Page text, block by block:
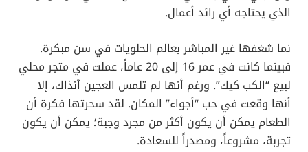
الذي يحتاجه أي رائد أعمال.
نما شغفها غير المباشر بعالم الحلويات في سن مبكرة.
فبينما كانت في عمر 16 إلى 20 عاماً، عملت في متجر محلي
لبيع “الكب كيك”. ورغم أنها لم تلمس العجين آنذاك، إلا
أنها وقعت في حب “أجواء” المكان. لقد سحرتها فكرة أن
الطعام يمكن أن يكون أكثر من مجرد وجبة؛ يمكن أن يكون
تجربة، مشروعاً، ومصدراً للسعادة.